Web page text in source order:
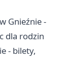
Gnieźnie -
dla rodzin
- bilety,